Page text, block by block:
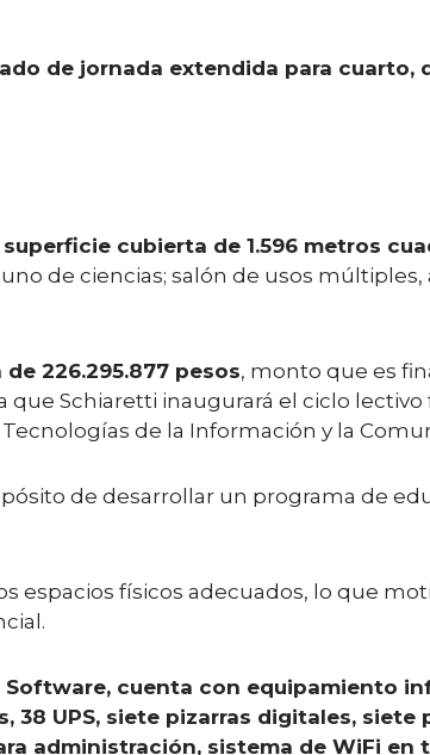
de jornada extendida para cuarto,
cubierta de 1.596 metros
de ciencias; salón de usos múltiples,
226.295.877 pesos, monto que es
Schiaretti inaugurará el ciclo lectivo
de la Información y la
de desarrollar un programa de
espacios físicos adecuados, lo que
cuenta con equipamiento
38 UPS, siete pizarras digitales,
administración, sistema de WiFi en